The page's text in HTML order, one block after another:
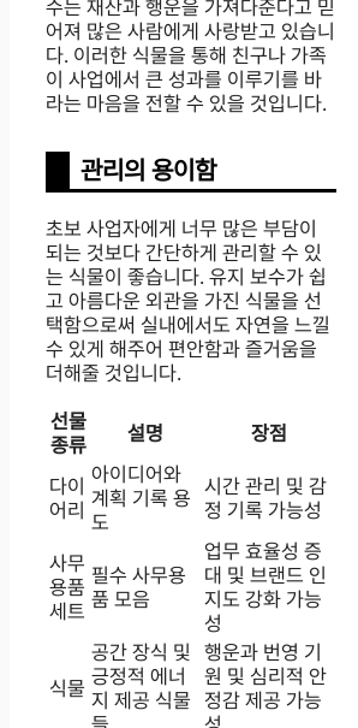
수는 재산과 행운을 가져다준다고 믿
어져 많은 사람에게 사랑받고 있습니
다. 이러한 식물을 통해 친구나 가족
이 사업에서 큰 성과를 이루기를 바
라는 마음을 전할 수 있을 것입니다.
관리의 용이함
초보 사업자에게 너무 많은 부담이
되는 것보다 간단하게 관리할 수 있
는 식물이 좋습니다. 유지 보수가 쉽
고 아름다운 외관을 가진 식물을 선
택함으로써 실내에서도 자연을 느낄
수 있게 해주어 편안함과 즐거움을
더해줄 것입니다.
선물
종류
설명 장점
다이
어리
아이디어와
계획 기록 용
도
시간 관리 및 감
정 기록 가능성
사무
용품
세트
필수 사무용
품 모음
업무 효율성 증
대 및 브랜드 인
지도 강화 가능
성
식물
공간 장식 및
긍정적 에너
지 제공 식물
행운과 번영 기
원 및 심리적 안
정감 제공 가능